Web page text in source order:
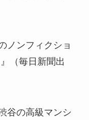
ノンフィクショ
（毎日新聞出
谷の高級マンシ